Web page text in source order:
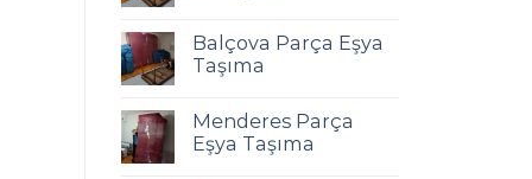
Balçova Parça Eşya
Taşıma
Menderes Parça
Eşya Taşıma